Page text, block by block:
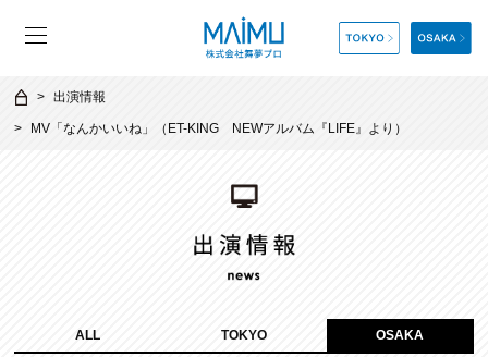
出演情報
MV「なんかいいね」（ET-KING NEWアルバム『LIFE』より）
ALL TOKYO OSAKA